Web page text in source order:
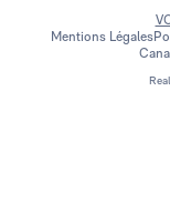
Mentions Légales